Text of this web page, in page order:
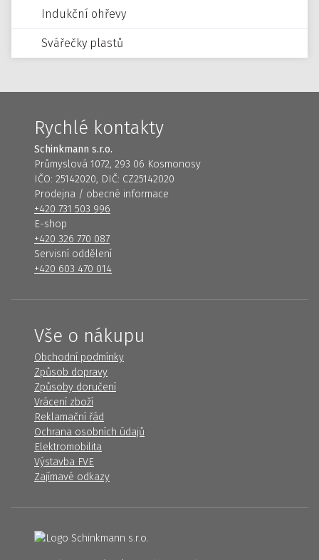
Indukční ohřevy
Svářečky plastů
Rychlé kontakty
Schinkmann s.r.o.
Průmyslová 1072, 293 06 Kosmonosy
IČO: 25142020, DIČ: CZ25142020
Prodejna / obecné informace
+420 731 503 996
E-shop
+420 326 770 087
Servisní oddělení
+420 603 470 014
Vše o nákupu
Obchodní podmínky
Způsob dopravy
Způsoby doručení
Vrácení zboží
Reklamační řád
Ochrana osobních údajů
Elektromobilita
Výstavba FVE
Zajímavé odkazy